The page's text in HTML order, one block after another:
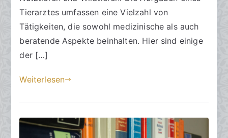
p
r
i
l
0
Tierarztes umfassen eine Vielzahl von
Tätigkeiten, die sowohl medizinische als auch
beratende Aspekte beinhalten. Hier sind einige
der […]
Weiterlesen